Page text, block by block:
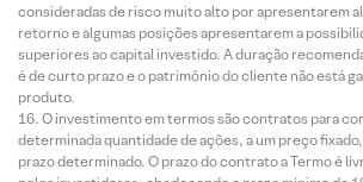
consideradas de risco muito alto por apresentarem
retorno e algumas posições apresentarem a
superiores ao capital investido. A duração
é de curto prazo e o patrimônio do cliente não está
produto.
O investimento em termos são contratos para
determinada quantidade de ações, a um preço
prazo determinado. O prazo do contrato a Termo é